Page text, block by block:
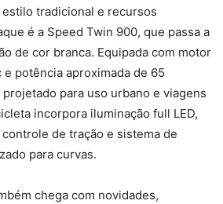
tradicional e recursos
é a Speed Twin 900, que passa a
de cor branca. Equipada com motor
potência aproximada de 65
para uso urbano e viagens
incorpora iluminação full LED,
de tração e sistema de
para curvas.
chega com novidades,